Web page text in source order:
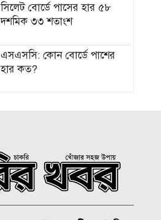
সিলেট বোর্ডে পাসের হার ৫৮
দশমিক ৩৩ শতাংশ
এসএসসি: কোন বোর্ডে পাশের
হার কত?
এসএসসি পরীক্ষার ফল প্রকাশ,
পাসের হার ৬২.২৫ শতাংশ